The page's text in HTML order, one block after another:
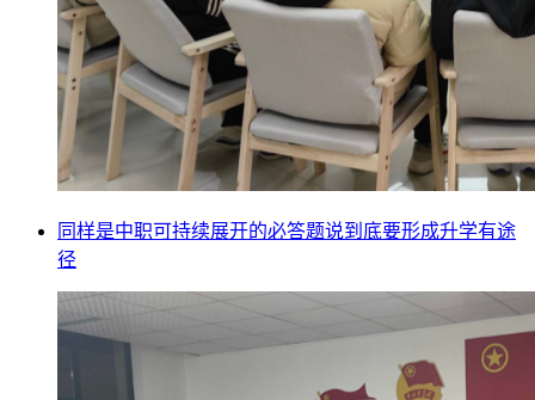
同样是中职可持续展开的必答题说到底要形成升学有途
径